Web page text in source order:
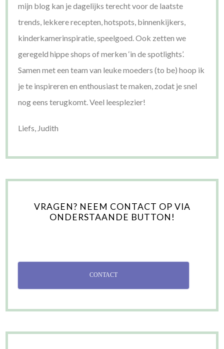
mijn blog kan je dagelijks terecht voor de laatste
trends, lekkere recepten, hotspots, binnenkijkers,
kinderkamerinspiratie, speelgoed. Ook zetten we
geregeld hippe shops of merken ‘in de spotlights’.
Samen met een team van leuke moeders (to be) hoop ik
je te inspireren en enthousiast te maken, zodat je snel
nog eens terugkomt. Veel leesplezier!
Liefs, Judith
VRAGEN? NEEM CONTACT OP VIA
ONDERSTAANDE BUTTON!
CONTACT